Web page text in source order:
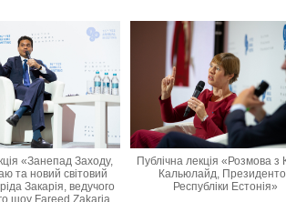
«Занепад Заходу,
та новий світовий
Закарія, ведучого
шоу Fareed Zakaria
Публічна лекція «Розмова з
Кальюлайд,
Республіки Естонія»